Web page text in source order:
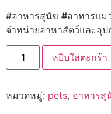
#อาหารสุนัข #อาหารแม
จำหน่ายอาหาสัตว์และอุป
จำนวน
LuvCare
เลิฟ
สุนัข
หยิบใส่ตะกร้า
หมวดหมู่: pets, อาหารสุ